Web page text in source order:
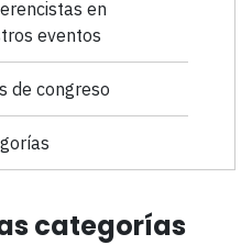
en
eventos
de congreso
categorías